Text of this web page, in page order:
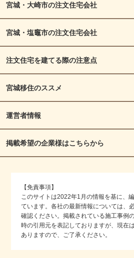
宮城・大崎市の注文住宅会社
宮城・塩竈市の注文住宅会社
注文住宅を建てる際の注意点
宮城移住のススメ
運営者情報
掲載希望の企業様はこちらから
【免責事項】
このサイトは2022年1月の情報を基に、
ています。各社の最新情報については、
確認ください。掲載されている施工事例
時の引用元を表記しておりますが、現在
ありますので、ご了承ください。